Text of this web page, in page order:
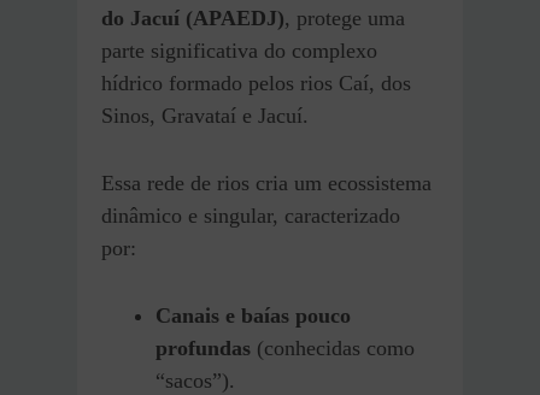
do Jacuí (APAEDJ), protege uma
parte significativa do complexo
hídrico formado pelos rios Caí, dos
Sinos, Gravataí e Jacuí.
Essa rede de rios cria um ecossistema
dinâmico e singular, caracterizado
por:
Canais e baías pouco
profundas (conhecidas como
“sacos”).